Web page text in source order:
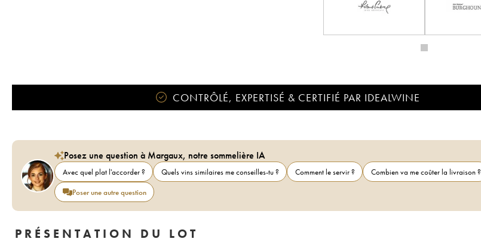
CONTRÔLÉ, EXPERTISÉ & CERTIFIÉ PAR IDEALWINE
Posez une question à Margaux, notre sommelière IA
Avec quel plat l'accorder ? Quels vins similaires me conseilles-tu ? Comment le servir ?
Combien va me coûter la livraison ?
Poser une autre question
PRÉSENTATION DU LOT